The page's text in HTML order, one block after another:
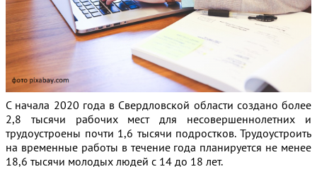
С начала 2020 года в Свердловской области создано более
2,8 тысячи рабочих мест для несовершеннолетних и
трудоустроены почти 1,6 тысячи подростков. Трудоустроить
на временные работы в течение года планируется не менее
18,6 тысячи молодых людей с 14 до 18 лет.